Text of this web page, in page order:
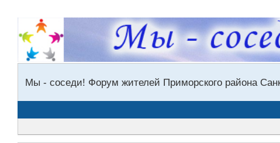
Мы - соседи! Форум жителей Приморского района